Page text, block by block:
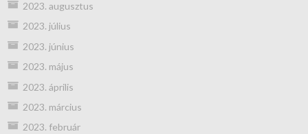
2023. augusztus
2023. július
2023. június
2023. május
2023. április
2023. március
2023. február